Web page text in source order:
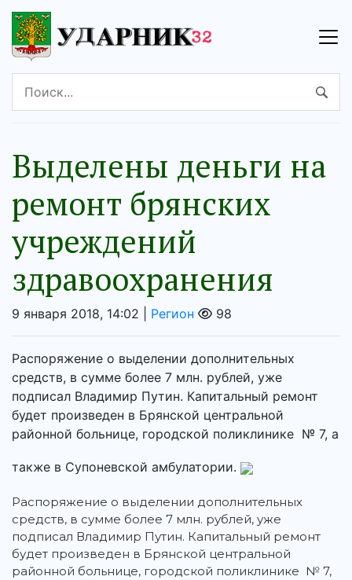
Выделены деньги на
ремонт брянских
учреждений
здравоохранения
9 января 2018, 14:02 | Регион 98
Распоряжение о выделении дополнительных
средств, в сумме более 7 млн. рублей, уже
подписал Владимир Путин. Капитальный ремонт
будет произведен в Брянской центральной
районной больнице, городской поликлинике № 7, а
также в Супоневской амбулатории.
Распоряжение о выделении дополнительных
средств, в сумме более 7 млн. рублей, уже
подписал Владимир Путин. Капитальный ремонт
будет произведен в Брянской центральной
районной больнице, городской поликлинике № 7,